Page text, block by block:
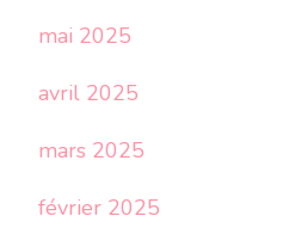
mai 2025
avril 2025
mars 2025
février 2025